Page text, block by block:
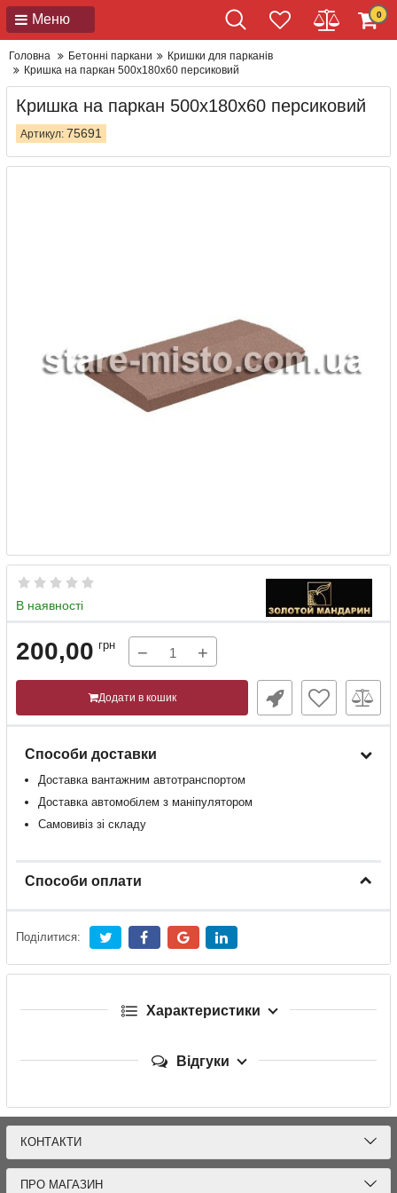
Меню 0
Головна Бетонні паркани
Кришки для парканів
Кришка на паркан 500x180x60 персиковий
Кришка на паркан 500x180x60 персиковий
Артикул: 75691
В наявності
200,00 грн − +
Додати в кошик
Способи доставки
Доставка вантажним автотранспортом
Доставка автомобілем з маніпулятором
Самовивіз зі складу
Способи оплати
Поділитися:
Характеристики
Відгуки
КОНТАКТИ
ПРО МАГАЗИН